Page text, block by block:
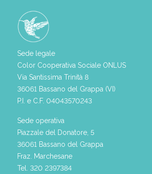
Sede legale
Color Cooperativa Sociale ONLUS
Via Santissima Trinità 8
36061 Bassano del Grappa (VI)
P.I. e C.F. 04043570243
Sede operativa
Piazzale del Donatore, 5
36061 Bassano del Grappa
Fraz. Marchesane
Tel. 320 2397384